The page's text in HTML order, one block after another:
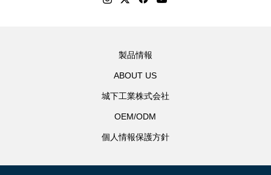
製品情報
ABOUT US
城下工業株式会社
OEM/ODM
個人情報保護方針